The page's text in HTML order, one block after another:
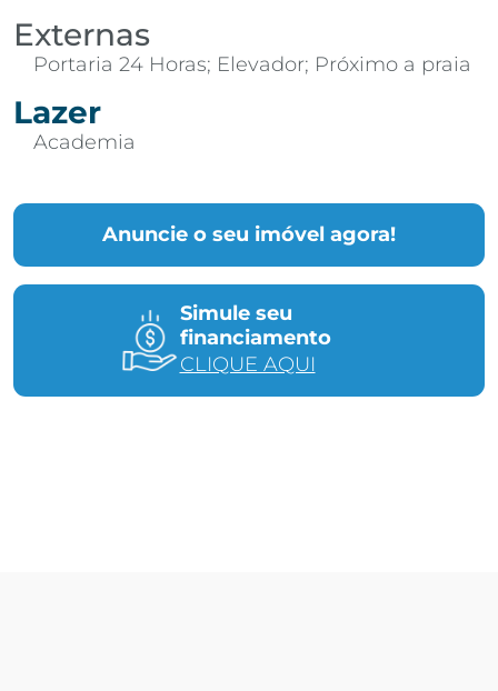
Anuncie o seu imóvel agora!
Simule seu
financiamento
CLIQUE AQUI
Externas
Portaria 24 Horas; Elevador; Próximo a praia
Lazer
Academia